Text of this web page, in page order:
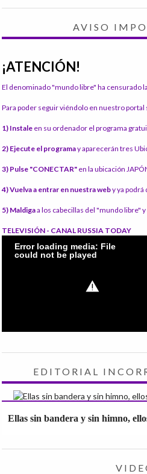
AVISO
¡ATENCIÓN!
El denominado "mundo libre" ha censurado
Para poder seguir viéndolo en nuestro
1) Instale en su ordenador el programa
2) Ejecute el programay aparecerán tres
3) Pulse "CONECTAR" en la ubicación
4) Vuelva a entrar en nuestra weby ya podrá
5) Maldigaa los cabecillas del "mundo libre"
TELEVISIÓN - CANAL RUSSIA TODAY
EDITORIAL
Ellas sin bandera y sin himno,